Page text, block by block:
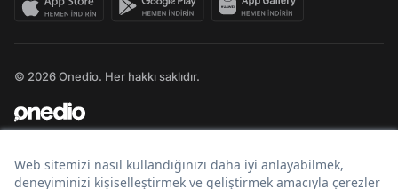
© 2026 Onedio. Her hakkı saklıdır.
Bir markasıdır.